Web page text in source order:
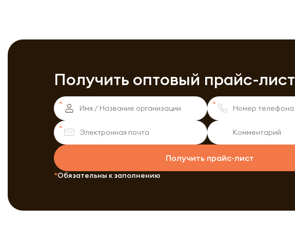
Получить оптовый прайс-лист
Получить прайс-лист
Обязательны к заполнению